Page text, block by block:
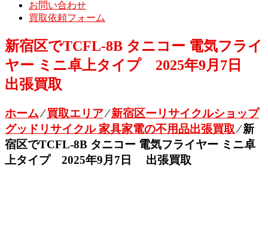
お問い合わせ
買取依頼フォーム
新宿区でTCFL-8B タニコー 電気フライ
ヤー ミニ卓上タイプ 2025年9月7日
出張買取
ホーム⁄買取エリア⁄新宿区ーリサイクルショップ
グッドリサイクル 家具家電の不用品出張買取⁄新
宿区でTCFL-8B タニコー 電気フライヤー ミニ卓
上タイプ 2025年9月7日 出張買取